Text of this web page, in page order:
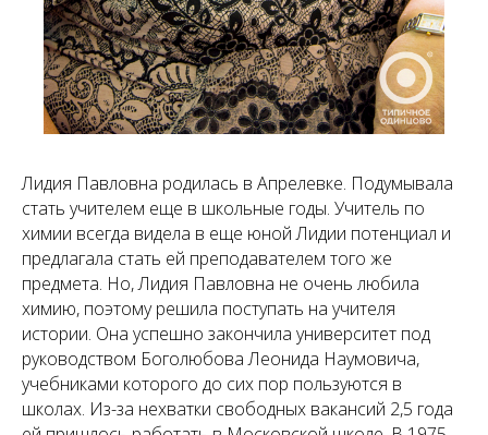
Лидия Павловна родилась в Апрелевке. Подумывала
стать учителем еще в школьные годы. Учитель по
химии всегда видела в еще юной Лидии потенциал и
предлагала стать ей преподавателем того же
предмета. Но, Лидия Павловна не очень любила
химию, поэтому решила поступать на учителя
истории. Она успешно закончила университет под
руководством Боголюбова Леонида Наумовича,
учебниками которого до сих пор пользуются в
школах. Из-за нехватки свободных вакансий 2,5 года